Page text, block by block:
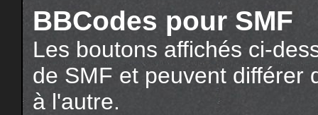
BBCodes pour SMF
Les boutons affichés ci-
de SMF et peuvent différer
à l'autre.